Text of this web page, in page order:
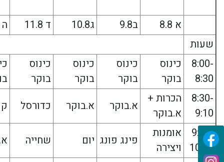
א 8.8 ב9.8 ג10.8 ד 11.8
ה 12.8
שעות
8:00-
8:30
כינוס
בוקר
כינוס
בוקר
כינוס
בוקר
כינוס
בוקר
8:30-
9:10
הכרות +
א.בוקר
א.בוקר א.בוקר כדורסל
9:20-
10:00
אומנות
ויצירה
פינג פונג יום שחייה